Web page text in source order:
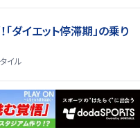
ダイエット停滞期」の乗り
イル